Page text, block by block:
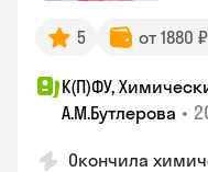
5 от 1880
К(П)ФУ,
А.М.Бутлерова •
Окончила